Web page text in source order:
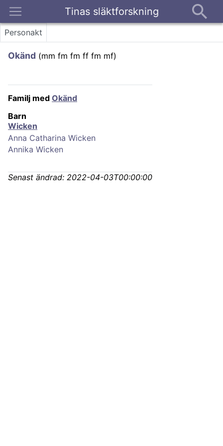
Tinas släktforskning
Kontakt
Personakt
Okänd (mm fm fm ff fm mf)
Familj med Okänd
Barn
Wicken
Anna Catharina Wicken
Annika Wicken
Senast ändrad: 2022-04-03T00:00:00